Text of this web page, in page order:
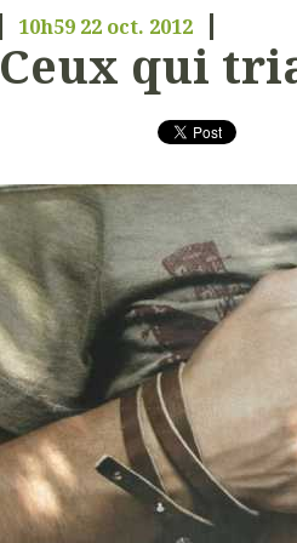
10h59 22 oct. 2012
Ceux qui